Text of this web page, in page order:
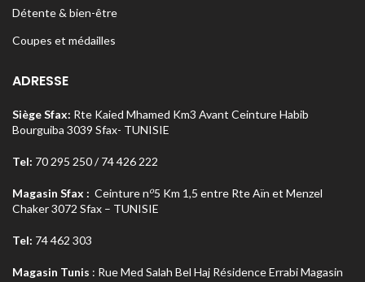
Détente & bien-être
Coupes et médailles
ADRESSE
Siège Sfax: Rte Kaied Mhamed Km3 Avant Ceinture Habib
Bourguiba 3039 Sfax- TUNISIE
Tel: 70 295 250 / 74 426 222
Magasin Sfax : Ceinture no5 Km 1,5 entre Rte Aïn et Menzel
Chaker 3072 Sfax – TUNISIE
Tel: 74 462 303
Magasin Tunis : Rue Med Salah Bel Haj Résidence Errabi Magasin